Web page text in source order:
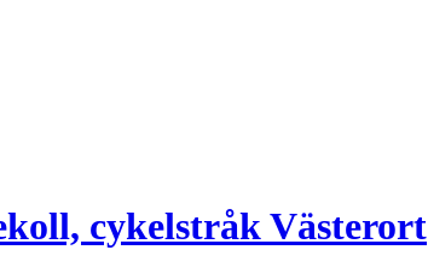
cykelstråk Västerort